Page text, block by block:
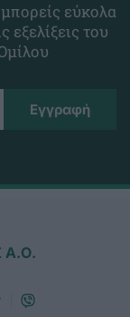
εύκολα
εξελίξεις του
Α.Ο.